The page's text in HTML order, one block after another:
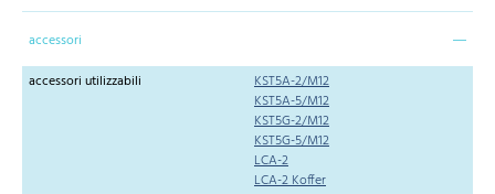
accessori
accessori utilizzabili
KST5A-2/M12
KST5A-5/M12
KST5G-2/M12
KST5G-5/M12
LCA-2
LCA-2 Koffer